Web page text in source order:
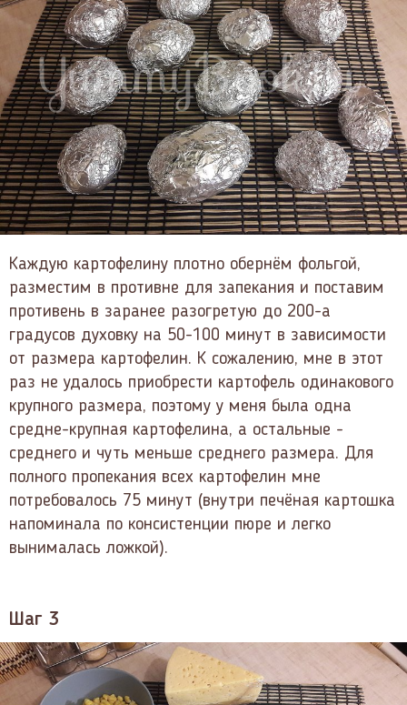
Каждую картофелину плотно обернём фольгой,
разместим в противне для запекания и поставим
противень в заранее разогретую до 200-а
градусов духовку на 50-100 минут в зависимости
от размера картофелин. К сожалению, мне в этот
раз не удалось приобрести картофель одинакового
крупного размера, поэтому у меня была одна
средне-крупная картофелина, а остальные -
среднего и чуть меньше среднего размера. Для
полного пропекания всех картофелин мне
потребовалось 75 минут (внутри печёная картошка
напоминала по консистенции пюре и легко
вынималась ложкой).
Шаг 3